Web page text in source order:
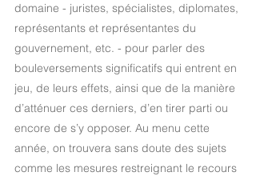
domaine - juristes, spécialistes, diplomates,
représentants et représentantes du
gouvernement, etc. - pour parler des
bouleversements significatifs qui entrent en
jeu, de leurs effets, ainsi que de la manière
d’atténuer ces derniers, d’en tirer parti ou
encore de s’y opposer. Au menu cette
année, on trouvera sans doute des sujets
comme les mesures restreignant le recours